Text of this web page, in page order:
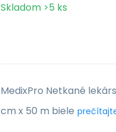
Skladom >5 ks
MedixPro Netkané
cm x 50 m biele